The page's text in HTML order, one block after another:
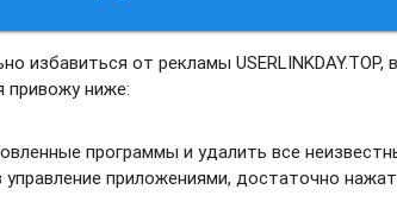
избавиться от рекламы
привожу ниже:
программы и удалить все
приложениями, достаточно